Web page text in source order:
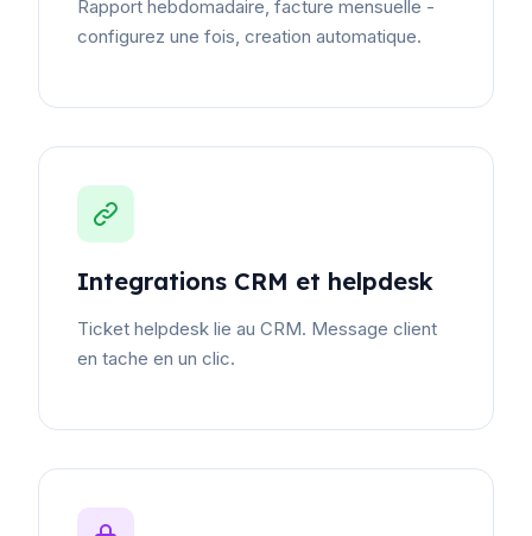
Rapport hebdomadaire, facture mensuelle -
configurez une fois, creation automatique.
Integrations CRM et helpdesk
Ticket helpdesk lie au CRM. Message client
en tache en un clic.